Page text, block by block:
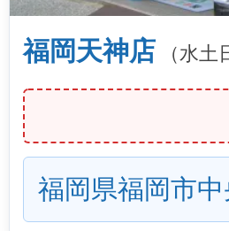
福岡天神店 （水土
福岡県福岡市